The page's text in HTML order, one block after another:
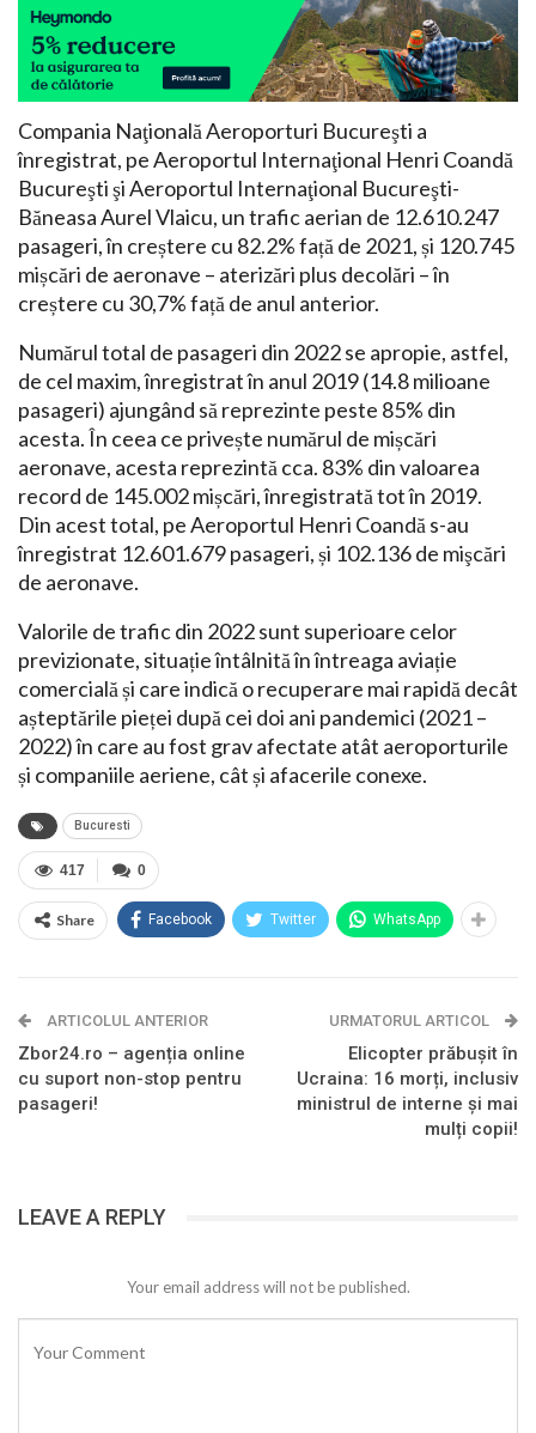
Compania Naţională Aeroporturi Bucureşti a
înregistrat, pe Aeroportul Internaţional Henri Coandă
Bucureşti şi Aeroportul Internaţional Bucureşti-
Băneasa Aurel Vlaicu, un trafic aerian de 12.610.247
pasageri, în creștere cu 82.2% față de 2021, și 120.745
mișcări de aeronave – aterizări plus decolări – în
creștere cu 30,7% față de anul anterior.
Numărul total de pasageri din 2022 se apropie, astfel,
de cel maxim, înregistrat în anul 2019 (14.8 milioane
pasageri) ajungând să reprezinte peste 85% din
acesta. În ceea ce privește numărul de mișcări
aeronave, acesta reprezintă cca. 83% din valoarea
record de 145.002 mișcări, înregistrată tot în 2019.
Din acest total, pe Aeroportul Henri Coandă s-au
înregistrat 12.601.679 pasageri, și 102.136 de mişcări
de aeronave.
Valorile de trafic din 2022 sunt superioare celor
previzionate, situație întâlnită în întreaga aviație
comercială și care indică o recuperare mai rapidă decât
așteptările pieței după cei doi ani pandemici (2021 –
2022) în care au fost grav afectate atât aeroporturile
și companiile aeriene, cât și afacerile conexe.
Bucuresti
0
417
Share Facebook Twitter WhatsApp
ARTICOLUL ANTERIOR
Zbor24.ro – agenția online
cu suport non-stop pentru
pasageri!
URMATORUL ARTICOL
Elicopter prăbușit în
Ucraina: 16 morți, inclusiv
ministrul de interne și mai
mulți copii!
LEAVE A REPLY
Your email address will not be published.